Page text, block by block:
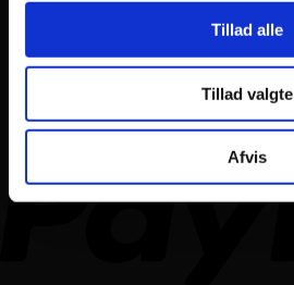
Tillad alle
Tillad valgte
Afvis